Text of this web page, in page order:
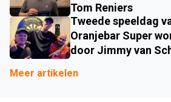
Tom Reniers
Tweede speeldag
Oranjebar Super
door Jimmy van
Meer artikelen